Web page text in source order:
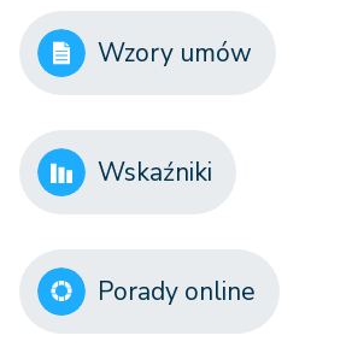
Wzory umów
Wskaźniki
Porady online